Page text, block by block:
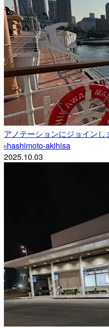
アノテーションにジョインし
hhashimoto-akihisa
2025.10.03